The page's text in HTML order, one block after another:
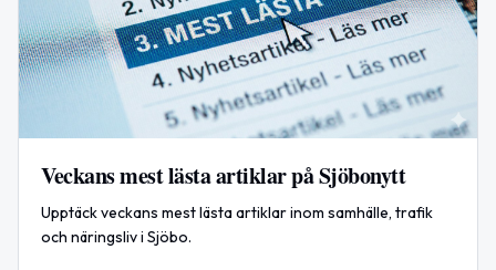
Veckans mest lästa artiklar på Sjöbonytt
Upptäck veckans mest lästa artiklar inom samhälle, trafik
och näringsliv i Sjöbo.